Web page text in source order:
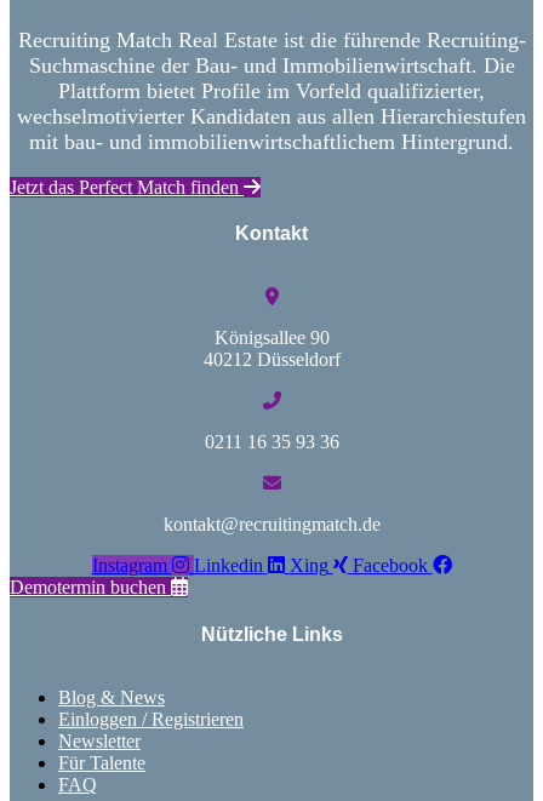
Recruiting Match Real Estate ist die führende Recruiting-
Suchmaschine der Bau- und Immobilienwirtschaft. Die
Plattform bietet Profile im Vorfeld qualifizierter,
wechselmotivierter Kandidaten aus allen Hierarchiestufen
mit bau- und immobilienwirtschaftlichem Hintergrund.
Jetzt das Perfect Match finden
Kontakt
Königsallee 90
40212 Düsseldorf
0211 16 35 93 36
kontakt@recruitingmatch.de
Instagram
Linkedin Xing
Facebook
Demotermin buchen
Nützliche Links
Blog & News
Einloggen / Registrieren
Newsletter
Für Talente
FAQ